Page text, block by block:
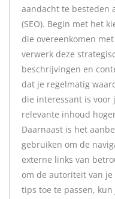
aandacht te besteden
(SEO). Begin met het
die overeenkomen
verwerk deze
beschrijvingen en
dat je regelmatig
die interessant is voor
relevante inhoud
Daarnaast is het
gebruiken om de
externe links van
om de autoriteit van je
tips toe te passen,